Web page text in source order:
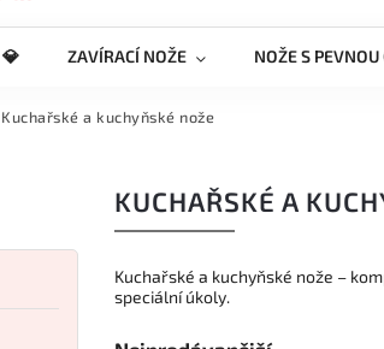
💎 ZAVÍRACÍ NOŽE NOŽE S PEVNOU
Kuchařské a kuchyňské nože
KUCHAŘSKÉ A
Kuchařské a kuchyňské nože –
speciální úkoly.